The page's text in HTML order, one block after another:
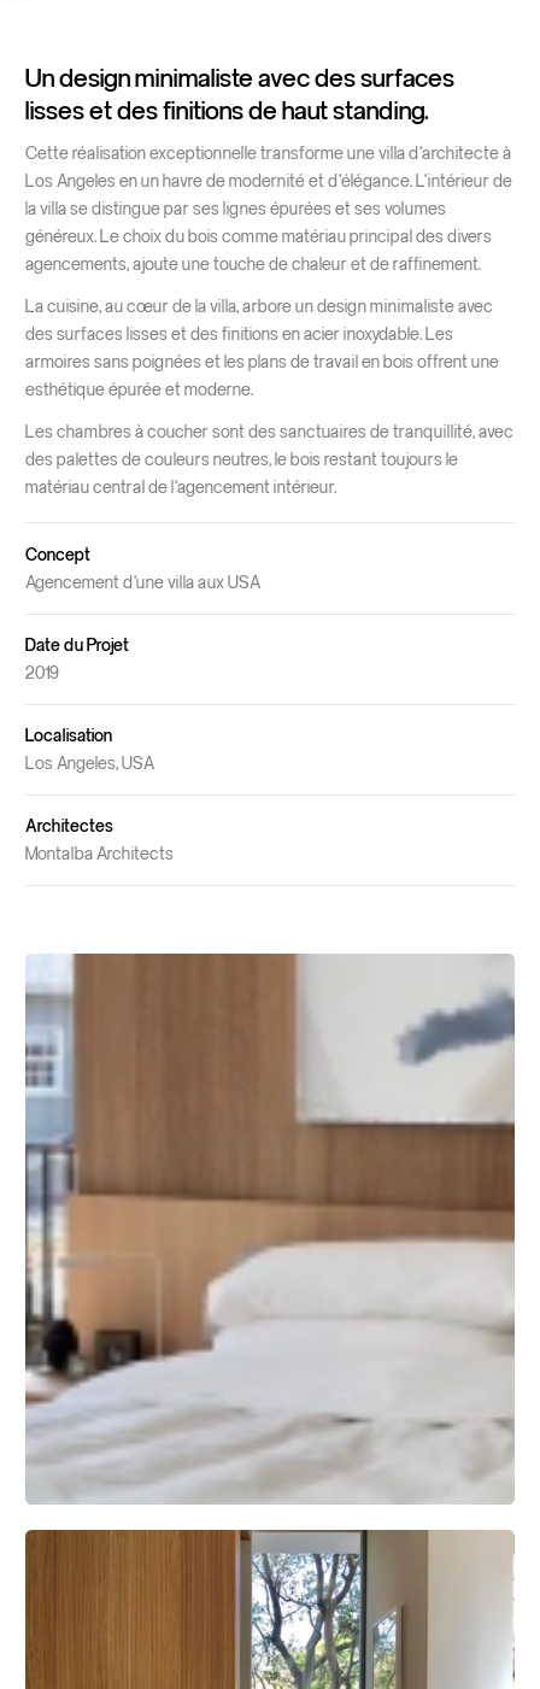
Un design minimaliste avec des surfaces
lisses et des finitions de haut standing.
Cette réalisation exceptionnelle transforme une villa d’architecte à
Los Angeles en un havre de modernité et d’élégance. L’intérieur de
la villa se distingue par ses lignes épurées et ses volumes
généreux. Le choix du bois comme matériau principal des divers
agencements, ajoute une touche de chaleur et de raffinement.
La cuisine, au cœur de la villa, arbore un design minimaliste avec
des surfaces lisses et des finitions en acier inoxydable. Les
armoires sans poignées et les plans de travail en bois offrent une
esthétique épurée et moderne.
Les chambres à coucher sont des sanctuaires de tranquillité, avec
des palettes de couleurs neutres, le bois restant toujours le
matériau central de l’agencement intérieur.
Concept
Agencement d’une villa aux USA
Date du Projet
2019
Localisation
Los Angeles, USA
Architectes
Montalba Architects